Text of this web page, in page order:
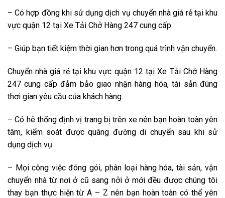
– Có hợp đồng khi sử dụng dịch vụ chuyển nhà giá rẻ tại khu
vực quận 12 tại Xe Tải Chở Hàng 247 cung cấp
– Giúp bạn tiết kiệm thời gian hơn trong quá trình vận chuyển.
Chuyển nhà giá rẻ tại khu vực quận 12 tại Xe Tải Chở Hàng
247 cung cấp đảm bảo giao nhận hàng hóa, tài sản đúng
thơi gian yêu cầu của khách hàng.
– Có hê thống định vị trang bị trên xe nên bạn hoàn toàn yên
tâm, kiểm soát được quãng đường di chuyển sau khi sử
dụng dịch vụ.
– Mọi công việc đóng gói, phân loại hàng hóa, tài sản, vận
chuyển nhà từ nơi ở cũ sang nởi ở mới đều được chúng tôi
thay bạn thực hiện từ A – Z nên bạn hoàn toàn có thể yên